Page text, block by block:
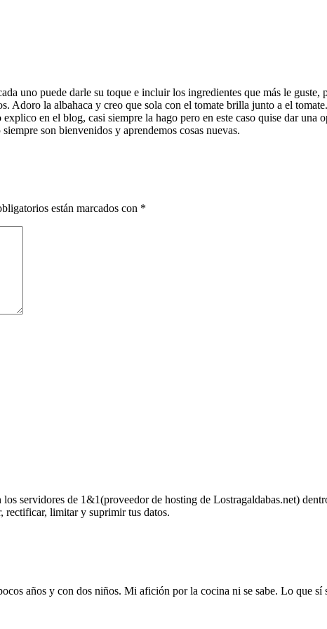
uno puede darle su toque e incluir los ingredientes que más le
Adoro la albahaca y creo que sola con el tomate brilla junto a el
en el blog, casi siempre la hago pero en este caso quise dar una
son bienvenidos y aprendemos cosas nuevas.
están marcados con *
servidores de 1&1(proveedor de hosting de Lostragaldabas.net)
rectificar, limitar y suprimir tus datos.
años y con dos niños. Mi afición por la cocina ni se sabe. Lo que sí